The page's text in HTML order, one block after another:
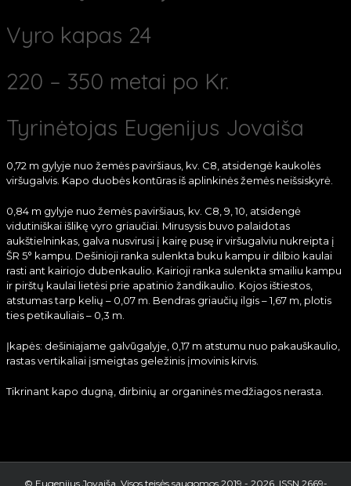
Vyro kapas 24
220 – 350 metai po Kr.
Tyrinėtojas Eugenijus Jovaiša
0,72 m gylyje nuo žemės paviršiaus, kv. C8, atsidengė kaukolės
viršugalvis. Kapo duobės kontūras iš aplinkinės žemės neišsiskyrė.
0,84 m gylyje nuo žemės paviršiaus, kv. C8, 9, 10, atsidengė
vidutiniškai išlikę vyro griaučiai. Mirusysis buvo palaidotas
aukštielninkas, galva nusvirusi į kairę pusę ir viršugalviu nukreipta į
ŠR 5° kampu. Dešinioji ranka sulenkta buku kampu ir dilbio kaulai
rasti ant kairiojo dubenkaulio. Kairioji ranka sulenkta smailiu kampu
ir pirštų kaulai lietėsi prie apatinio žandikaulio. Kojos ištiestos,
atstumas tarp kelių – 0,07 m. Bendras griaučių ilgis – 1,67 m, plotis
ties petikauliais – 0,3 m.
Įkapės: dešiniajame galvūgalyje, 0,17 m atstumu nuo pakauškaulio,
rastas vertikaliai įsmeigtas geležinis įmovinis kirvis.
Tikrinant kapo dugną, dirbinių ar organinės medžiagos nerasta.
© Eugenijus Jovaiša. Visos teisės saugomos 2019 - 2026. ISSN 2669-